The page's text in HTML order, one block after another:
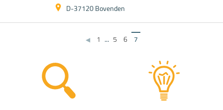
D-37120 Bovenden
◀ 1 ... 5 6 7